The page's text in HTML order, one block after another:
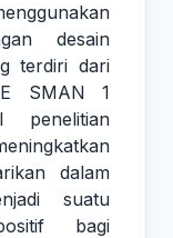
desain
terdiri dari
SMAN 1
penelitian
dalam
suatu
bagi